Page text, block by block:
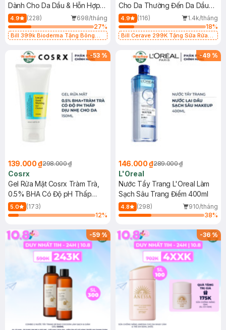
Dành Cho Da Dầu & Hỗn Hợp
500ml
4.9 (228)
698/tháng
27%
Bill 399k Bioderma Tặng Bông
Cho Da Thường Đến Da Dầu
473ml
4.9 (116)
1.4k/tháng
18%
Bill Cerave 299K Tặng Sữa Rửa
-53 %
139.000 ₫298.000 ₫
Cosrx
Gel Rửa Mặt Cosrx Tràm Trà,
0.5% BHA Có Độ pH Thấp
150ml
5.0
(173)
12%
-49 %
146.000 ₫289.000 ₫
L'Oreal
Nước Tẩy Trang L'Oreal Làm
Sạch Sâu Trang Điểm 400ml
4.8 (298)
910/tháng
38%
-59% -36%